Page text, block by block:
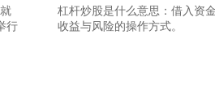
行
杠杆炒股是什么意思：借入资
收益与风险的操作方式。